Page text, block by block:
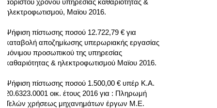
αορίστου χρόνου υπηρεσίας καθαριότητας &
ηλεκτροφωτισμού, Μαϊου 2016.
Ψήφιση πίστωσης ποσού 12.722,79 € για
καταβολή αποζημίωσης υπερωριακής εργασίας
μόνιμου προσωπικού της υπηρεσίας
καθαριότητας & ηλεκτροφωτισμού Μαϊου 2016.
Ψήφιση πίστωσης ποσού 1.500,00 € υπέρ Κ.Α.
20.6323.0001 οικ. έτους 2016 για : Πληρωμή
Τελών χρήσεως μηχανημάτων έργων Μ.Ε.